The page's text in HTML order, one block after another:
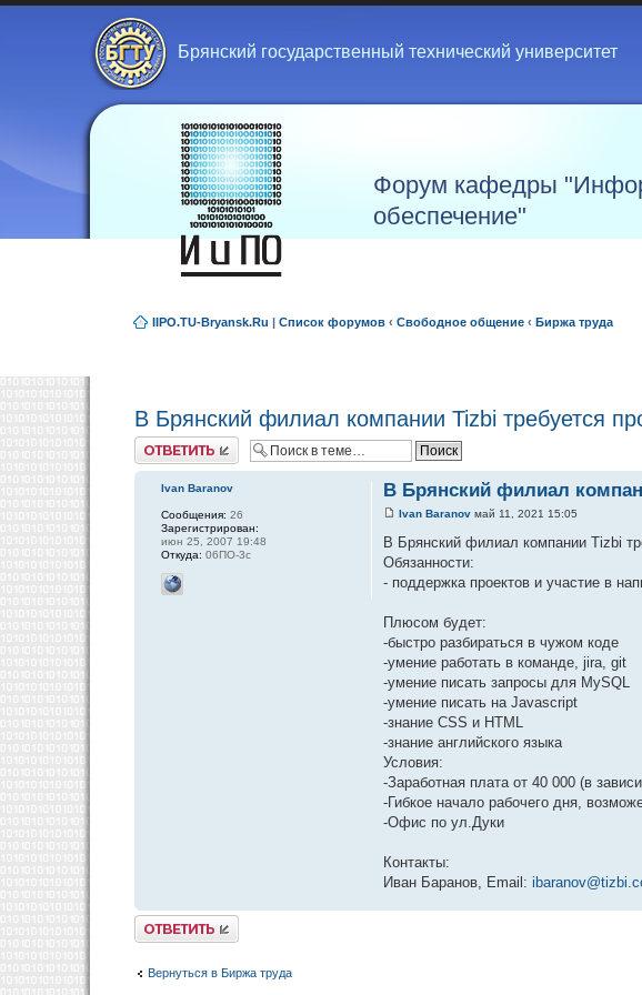
Брянский государственный технический университет
Форум кафедры
обеспечение"
IIPO.TU-Bryansk.Ru | Список форумов ‹ Свободное общение ‹ Биржа труда
В Брянский филиал компании Tizbi требуется
Ответить
В Брянский филиал
Ivan Baranov май 11, 2021 15:05
В Брянский филиал компании Tizbi
Обязанности:
- поддержка проектов и участие в
Плюсом будет:
-быстро разбираться в чужом коде
-умение работать в команде, jira, git
-умение писать запросы для MySQL
-умение писать на Javascript
-знание CSS и HTML
-знание английского языка
Условия:
-Заработная плата от 40 000 (в
-Гибкое начало рабочего дня,
-Офис по ул.Дуки
Контакты:
Иван Баранов, Email:
Ivan Baranov
Сообщения: 26
Зарегистрирован:
июн 25, 2007 19:48
Откуда: 06ПО-3с
Ответить
Вернуться в Биржа труда